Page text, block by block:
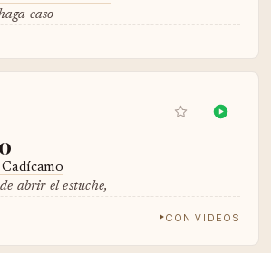
caso
abrir el estuche,
CON VIDEOS